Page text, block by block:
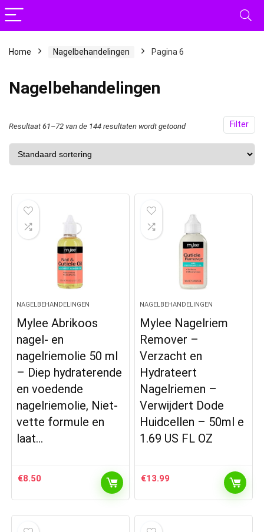
Home Nagelbehandelingen Pagina 6
Nagelbehandelingen
Filter
Resultaat 61–72 van de 144 resultaten wordt getoond
NAGELBEHANDELINGEN
Mylee Abrikoos
nagel- en
nagelriemolie 50 ml
– Diep hydraterende
en voedende
nagelriemolie, Niet-
vette formule en
laat…
€8.50
NAGELBEHANDELINGEN
Mylee Nagelriem
Remover –
Verzacht en
Hydrateert
Nagelriemen –
Verwijdert Dode
Huidcellen – 50ml e
1.69 US FL OZ
€13.99